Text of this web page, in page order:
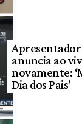
Apresentador
anuncia ao
novamente:
Dia dos Pais’